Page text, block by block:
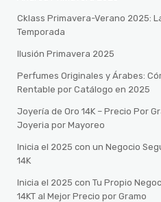
Cklass Primavera-Verano 2025:
Temporada
Ilusión Primavera 2025
Perfumes Originales y Árabes:
Rentable por Catálogo en 2025
Joyería de Oro 14K – Precio Por
Joyeria por Mayoreo
Inicia el 2025 con un Negocio
14K
Inicia el 2025 con Tu Propio
14KT al Mejor Precio por Gramo